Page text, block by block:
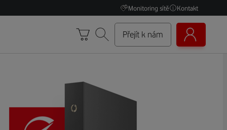
Monitoring sítě Kontakt
Přejít k nám